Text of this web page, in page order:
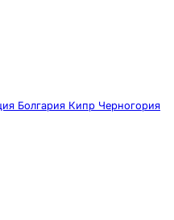
Болгария Кипр Черногория